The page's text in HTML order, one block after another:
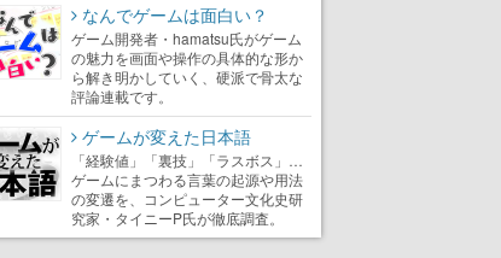
なんでゲームは面白い？
ゲーム開発者・hamatsu氏がゲーム
の魅力を画面や操作の具体的な形か
ら解き明かしていく、硬派で骨太な
評論連載です。
ゲームが変えた日本語
「経験値」「裏技」「ラスボス」…
ゲームにまつわる言葉の起源や用法
の変遷を、コンピューター文化史研
究家・タイニーP氏が徹底調査。